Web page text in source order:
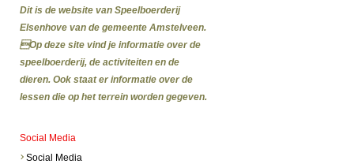
Dit is de website van Speelboerderij
Elsenhove van de gemeente Amstelveen.
Op deze site vind je informatie over de
speelboerderij, de activiteiten en de
dieren. Ook staat er informatie over de
lessen die op het terrein worden gegeven.
Social Media
Social Media